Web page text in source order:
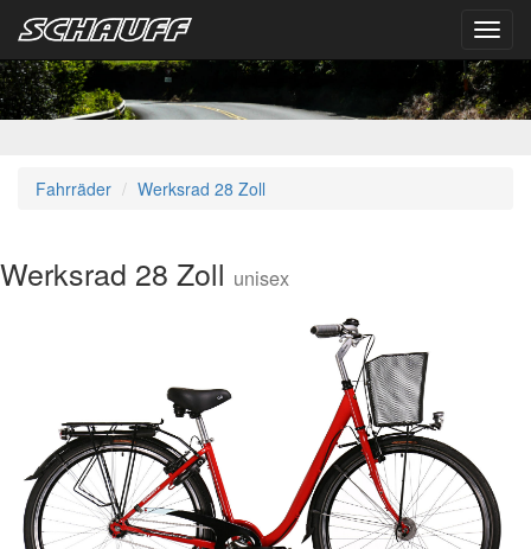
Fahrräder Werksrad 28 Zoll
Werksrad 28 Zoll unisex